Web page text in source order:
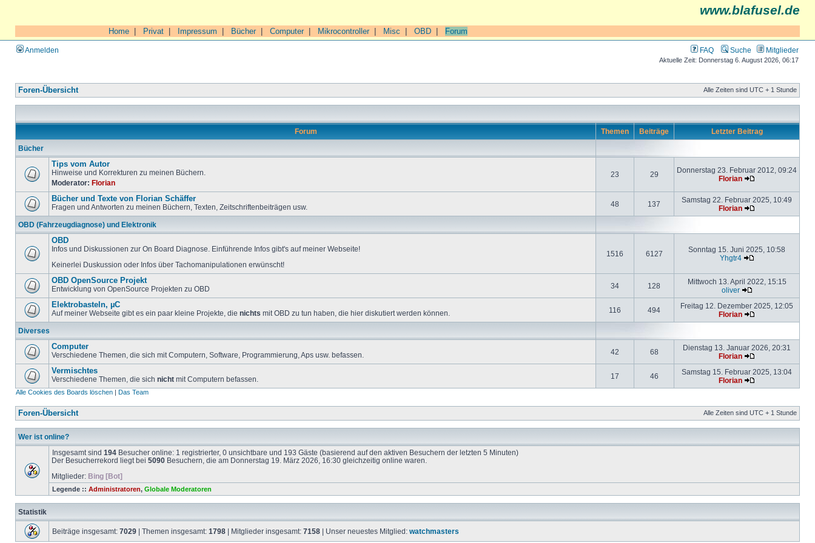
www.blafusel.de
Home Privat Impressum Bücher| Computer| Mikrocontroller| Misc OBD Forum
Anmelden FAQ Suche Mitglieder
Aktuelle Zeit: Donnerstag 6. August 2026, 06:17
Foren-Übersicht Alle Zeiten sind UTC + 1 Stunde
Forum Themen Beiträge Letzter Beitrag
Bücher
Tips vom Autor
Hinweise und Korrekturen zu meinen Büchern.
Moderator: Florian
23 29
Donnerstag 23. Februar 2012, 09:24
Florian
Bücher und Texte von Florian Schäffer
Fragen und Antworten zu meinen Büchern, Texten, Zeitschriftenbeiträgen usw. 48 137
Samstag 22. Februar 2025, 10:49
Florian
OBD (Fahrzeugdiagnose) und Elektronik
OBD
Infos und Diskussionen zur On Board Diagnose. Einführende Infos gibt's auf meiner Webseite!
Keinerlei Duskussion oder Infos über Tachomanipulationen erwünscht!
1516 6127
Sonntag 15. Juni 2025, 10:58
Yhgtr4
OBD OpenSource Projekt
Entwicklung von OpenSource Projekten zu OBD 34 128
Mittwoch 13. April 2022, 15:15
oliver
Elektrobasteln, µC
Auf meiner Webseite gibt es ein paar kleine Projekte, die nichts mit OBD zu tun haben, die hier diskutiert werden können. 116 494
Freitag 12. Dezember 2025, 12:05
Florian
Diverses
Computer
Verschiedene Themen, die sich mit Computern, Software, Programmierung, Aps usw. befassen. 42 68
Dienstag 13. Januar 2026, 20:31
Florian
Vermischtes
Verschiedene Themen, die sich nicht mit Computern befassen. 17 46
Samstag 15. Februar 2025, 13:04
Florian
Alle Cookies des Boards löschen | Das Team
Foren-Übersicht Alle Zeiten sind UTC + 1 Stunde
Wer ist online?
Insgesamt sind 194 Besucher online: 1 registrierter, 0 unsichtbare und 193 Gäste (basierend auf den aktiven Besuchern der letzten 5 Minuten)
Der Besucherrekord liegt bei 5090 Besuchern, die am Donnerstag 19. März 2026, 16:30 gleichzeitig online waren.
Mitglieder: Bing [Bot]
Legende :: Administratoren, Globale Moderatoren
Statistik
Beiträge insgesamt: 7029 | Themen insgesamt: 1798 | Mitglieder insgesamt: 7158 | Unser neuestes Mitglied: watchmasters